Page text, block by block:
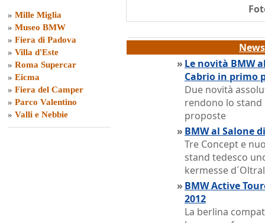
» Mille Miglia
» Museo BMW
» Fiera di Padova
» Villa d'Este
» Roma Supercar
» Eicma
» Fiera del Camper
» Parco Valentino
» Valli e Nebbie
» Le novità BMW
Cabrio in primo
Due novità
rendono lo stand
proposte
» BMW al Salone
Tre Concept e
stand tedesco
kermesse
» BMW Active
2012
La berlina